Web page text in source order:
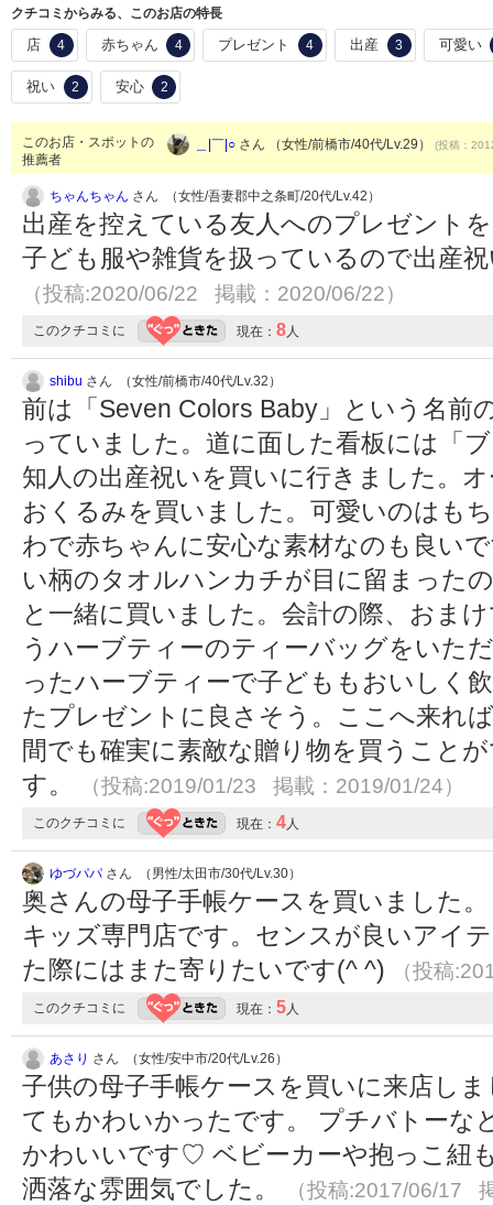
クチコミからみる、このお店の特長
店 4 赤ちゃん 4 プレゼント 4 出産 3 可愛い
祝い 2 安心 2
このお店・スポットの
推薦者
＿|￣|○ さん （女性/前橋市/40代/Lv.29） (投稿：
ちゃんちゃん さん （女性/吾妻郡中之条町/20代/Lv.42）
出産を控えている友人へのプレゼント
子ども服や雑貨を扱っているので出産
（投稿:2020/06/22 掲載：2020/06/22）
このクチコミに 現在： 8人
shibu さん （女性/前橋市/40代/Lv.32）
前は「Seven Colors Baby」という名前
っていました。道に面した看板には「
知人の出産祝いを買いに行きました。
おくるみを買いました。可愛いのはも
わで赤ちゃんに安心な素材なのも良い
い柄のタオルハンカチが目に留まった
と一緒に買いました。会計の際、おま
うハーブティーのティーバッグをいた
ったハーブティーで子どももおいしく
たプレゼントに良さそう。ここへ来れ
間でも確実に素敵な贈り物を買うこと
す。
（投稿:2019/01/23 掲載：2019/01/24）
このクチコミに 現在： 4人
ゆづパパさん （男性/太田市/30代/Lv.30）
奥さんの母子手帳ケースを買いました
キッズ専門店です。センスが良いアイ
た際にはまた寄りたいです(^ ^)
（投稿
このクチコミに 現在： 5人
あさり さん （女性/安中市/20代/Lv.26）
子供の母子手帳ケースを買いに来店し
てもかわいかったです。 プチバトーな
かわいいです♡ ベビーカーや抱っこ紐
洒落な雰囲気でした。
（投稿:2017/06/17